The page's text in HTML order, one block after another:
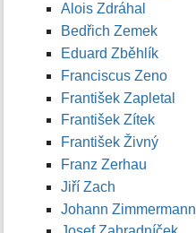
Alois Zdráhal
Bedřich Zemek
Eduard Zběhlík
Franciscus Zeno
František Zapletal
František Zítek
František Živný
Franz Zerhau
Jiří Zach
Johann Zimmermann